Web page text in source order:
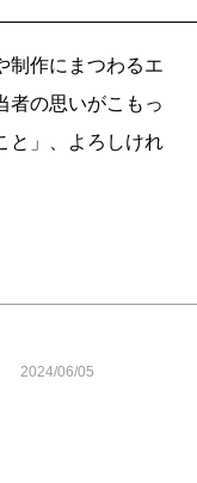
制作にまつわるエ
者の思いがこもっ
と」、よろしけれ
2024/06/05